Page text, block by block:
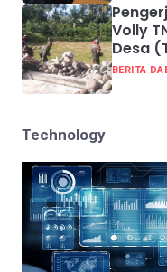
Volly
Desa
BERITA
Technology